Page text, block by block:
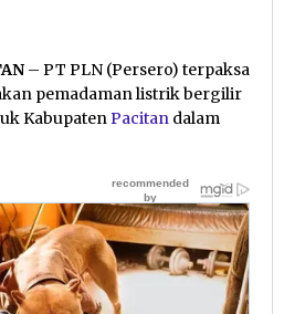
– PT PLN (Persero) terpaksa
pemadaman listrik bergilir
KabupatenPacitan dalam